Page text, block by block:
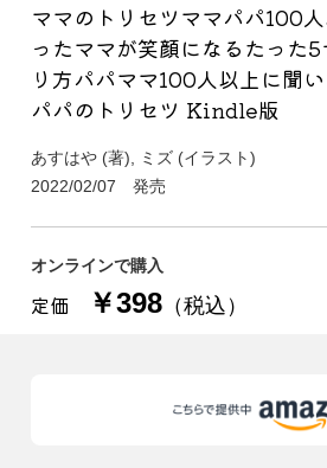
ママのトリセツママパパ100
ったママが笑顔になるたった
り方パパママ100人以上に聞
パパのトリセツ Kindle版
あすはや (著), ミズ (イラスト)
2022/02/07 発売
オンラインで購入
定価 ￥398 （税込）